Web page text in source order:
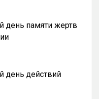
день памяти жертв
день действий